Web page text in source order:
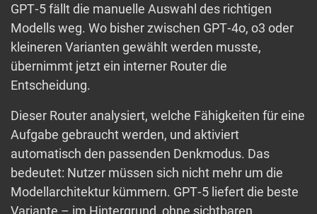
GPT‑5 fällt die manuelle Auswahl des richtigen
Modells weg. Wo bisher zwischen GPT‑4o, o3 oder
kleineren Varianten gewählt werden musste,
übernimmt jetzt ein interner Router die
Entscheidung.
Dieser Router analysiert, welche Fähigkeiten für eine
Aufgabe gebraucht werden, und aktiviert
automatisch den passenden Denkmodus. Das
bedeutet: Nutzer müssen sich nicht mehr um die
Modellarchitektur kümmern. GPT‑5 liefert die beste
Variante – im Hintergrund, ohne sichtbaren